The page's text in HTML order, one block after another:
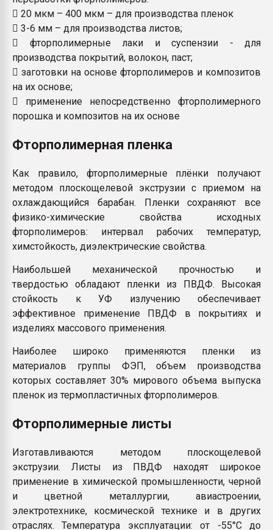
 20 мкм – 400 мкм – для производства пленок
 3-6 мм – для производства листов;
 фторполимерные лаки и суспензии - для
производства покрытий, волокон, паст;
 заготовки на основе фторполимеров и композитов
на их основе;
 применение непосредственно фторполимерного
порошка и композитов на их основе
Фторполимерная пленка
Как правило, фторполимерные плёнки получают
методом плоскощелевой экструзии с приемом на
охлаждающийся барабан. Пленки сохраняют все
физико-химические свойства исходных
фторполимеров: интервал рабочих температур,
химстойкость, диэлектрические свойства.
Наибольшей механической прочностью и
твердостью обладают пленки из ПВДФ. Высокая
стойкость к УФ излучению обеспечивает
эффективное применение ПВДФ в покрытиях и
изделиях массового применения.
Наиболее широко применяются пленки из
материалов группы ФЭП, объем производства
которых составляет 30% мирового объема выпуска
пленок из термопластичных фторполимеров.
Фторполимерные листы
Изготавливаются методом плоскощелевой
экструзии. Листы из ПВДФ находят широкое
применение в химической промышленности, черной
и цветной металлургии, авиастроении,
электротехнике, космической технике и в других
отраслях. Температура эксплуатации: от -55°С до